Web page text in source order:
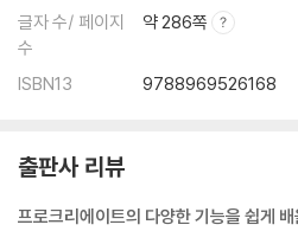
2일 : 찻잔 세트
퀵 셰이프로 스케치하기 / 레이어 복제하
뒤집기 / 레이어 혼합 모드 사용하기 / 알
변형 도구 - 회전 / 캔버스 레퍼런스를 사
Rini’s Advice 캔버스 레퍼런스 자세히
Rini’s Advice 사이드바 사각형 버튼으
글자 수/ 페이지
수
약 286쪽
ISBN13 9788969526168
출판사 리뷰
프로크리에이트의 다양한 기능을 쉽게